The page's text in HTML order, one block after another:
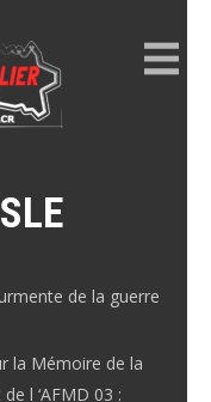
de la guerre
la Mémoire de la
l ‘AFMD 03 :